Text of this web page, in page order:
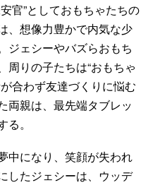
官”としておもちゃたちの
、想像力豊かで内気な少
ジェシーやバズらおもち
周りの子たちは“おもちゃ
合わず友達づくりに悩む
両親は、最先端タブレッ
。
中になり、笑顔が失われ
したジェシーは、ウッデ